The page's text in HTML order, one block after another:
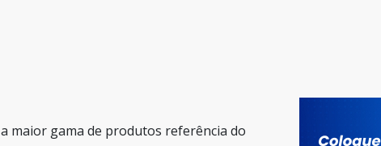
maior gama de produtos referência do